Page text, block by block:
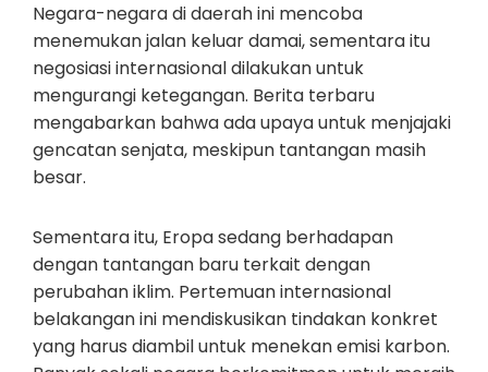
Negara-negara di daerah ini mencoba
menemukan jalan keluar damai, sementara itu
negosiasi internasional dilakukan untuk
mengurangi ketegangan. Berita terbaru
mengabarkan bahwa ada upaya untuk menjajaki
gencatan senjata, meskipun tantangan masih
besar.
Sementara itu, Eropa sedang berhadapan
dengan tantangan baru terkait dengan
perubahan iklim. Pertemuan internasional
belakangan ini mendiskusikan tindakan konkret
yang harus diambil untuk menekan emisi karbon.